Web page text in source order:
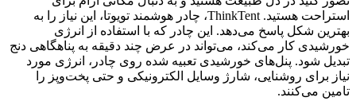
استراحت هستید. ThinkTent، چادر هوشمند تویوتا، این نیاز را به
بهترین شکل پاسخ می‌دهد. این چادر که با استفاده از انرژی
خورشیدی کار می‌کند، می‌تواند در عرض چند دقیقه به پناهگاهی دنج
تبدیل شود. پنل‌های خورشیدی تعبیه شده روی چادر، انرژی مورد
نیاز برای روشنایی، شارژ وسایل الکترونیکی و حتی پخت‌وپز را
تامین می‌کنند.